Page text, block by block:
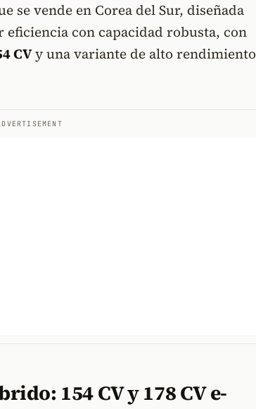
se vende en Corea del Sur, diseñada
con capacidad robusta, con
CVy una variante de alto rendimiento
154 CV y 178 CV e-